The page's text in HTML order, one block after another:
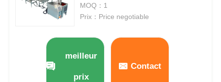
MOQ：1
Prix：Price negotiable
meilleur
prix
Contact